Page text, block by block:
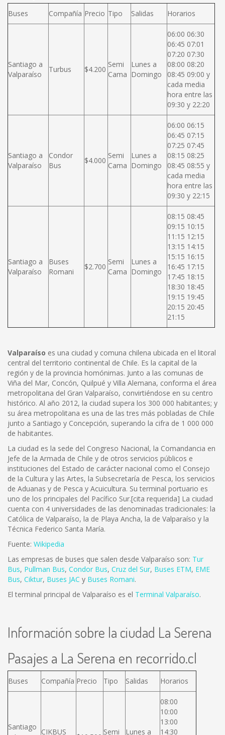
Buses Compañía Precio Tipo Salidas Horarios
Santiago a
Valparaíso
Turbus $4.200
Semi
Cama
Lunes a
Domingo
06:00 06:30
06:45 07:01
07:20 07:30
08:00 08:20
08:45 09:00 y
cada media
hora entre las
09:30 y 22:20
Santiago a
Valparaíso
Condor
Bus
$4.000
Semi
Cama
Lunes a
Domingo
06:00 06:15
06:45 07:15
07:25 07:45
08:15 08:25
08:45 08:55 y
cada media
hora entre las
09:30 y 22:15
Santiago a
Valparaíso
Buses
Romani
$2.700
Semi
Cama
Lunes a
Domingo
08:15 08:45
09:15 10:15
11:15 12:15
13:15 14:15
15:15 16:15
16:45 17:15
17:45 18:15
18:30 18:45
19:15 19:45
20:15 20:45
21:15
Valparaíso es una ciudad y comuna chilena ubicada en el litoral
central del territorio continental de Chile. Es la capital de la
región y de la provincia homónimas. Junto a las comunas de
Viña del Mar, Concón, Quilpué y Villa Alemana, conforma el área
metropolitana del Gran Valparaíso, convirtiéndose en su centro
histórico. Al año 2012, la ciudad supera los 300 000 habitantes; y
su área metropolitana es una de las tres más pobladas de Chile
junto a Santiago y Concepción, superando la cifra de 1 000 000
de habitantes.
La ciudad es la sede del Congreso Nacional, la Comandancia en
Jefe de la Armada de Chile y de otros servicios públicos e
instituciones del Estado de carácter nacional como el Consejo
de la Cultura y las Artes, la Subsecretaría de Pesca, los servicios
de Aduanas y de Pesca y Acuicultura. Su terminal portuario es
uno de los principales del Pacífico Sur.[cita requerida] La ciudad
cuenta con 4 universidades de las denominadas tradicionales: la
Católica de Valparaíso, la de Playa Ancha, la de Valparaíso y la
Técnica Federico Santa María.
Fuente: Wikipedia
Las empresas de buses que salen desde Valparaíso son: Tur
Bus, Pullman Bus, Condor Bus, Cruz del Sur, Buses ETM, EME
Bus, Ciktur, Buses JAC y Buses Romani.
El terminal principal de Valparaíso es el Terminal Valparaíso.
Información sobre la ciudad La Serena
Pasajes a La Serena en recorrido.cl
Buses Compañía Precio Tipo Salidas Horarios
Santiago
CIKBUS Semi Lunes a
08:00
10:00
13:00
14:30